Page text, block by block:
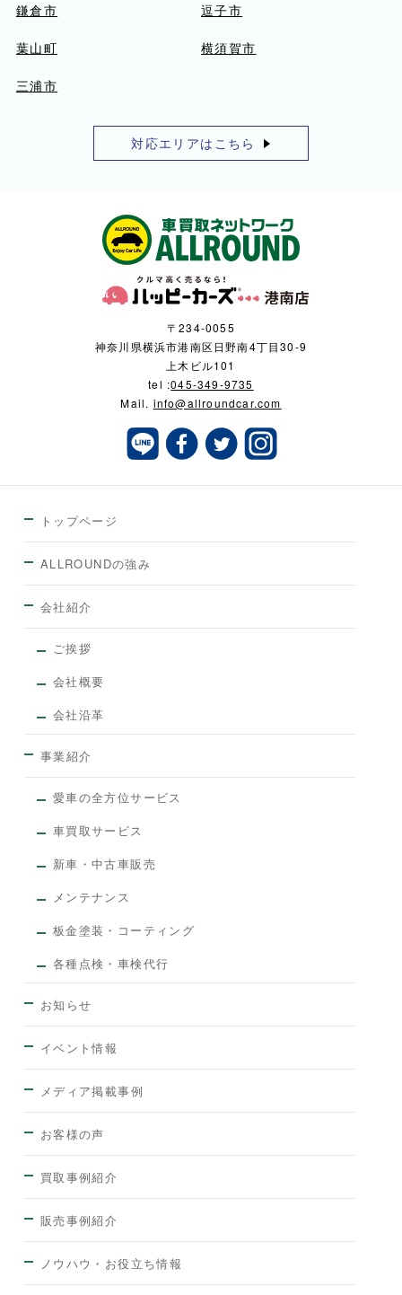
鎌倉市 逗子市
葉山町 横須賀市
三浦市
対応エリアはこちら
〒234-0055
神奈川県横浜市港南区日野南4丁目30-9
上木ビル101
tel :045-349-9735
Mail. info@allroundcar.com
トップページ
ALLROUNDの強み
会社紹介
ご挨拶
会社概要
会社沿革
事業紹介
愛車の全方位サービス
車買取サービス
新車・中古車販売
メンテナンス
板金塗装・コーティング
各種点検・車検代行
お知らせ
イベント情報
メディア掲載事例
お客様の声
買取事例紹介
販売事例紹介
ノウハウ・お役立ち情報